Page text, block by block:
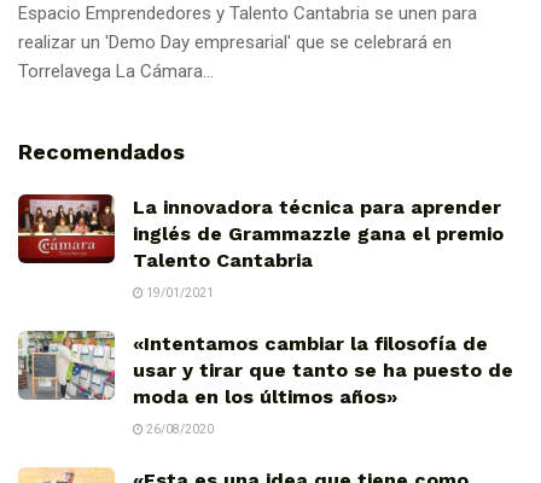
Espacio Emprendedores y Talento Cantabria se unen para
realizar un 'Demo Day empresarial' que se celebrará en
Torrelavega La Cámara...
Recomendados
La innovadora técnica para aprender
inglés de Grammazzle gana el premio
Talento Cantabria
19/01/2021
«Intentamos cambiar la filosofía de
usar y tirar que tanto se ha puesto de
moda en los últimos años»
26/08/2020